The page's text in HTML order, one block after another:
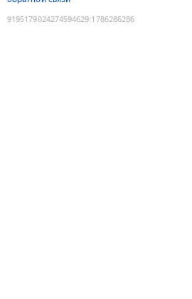
9195179024274594629:1786286286